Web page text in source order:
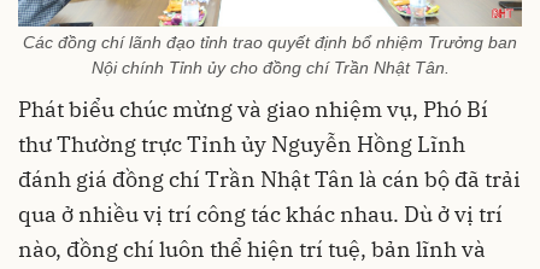
Các đồng chí lãnh đạo tỉnh trao quyết định bổ nhiệm Trưởng ban
Nội chính Tỉnh ủy cho đồng chí Trần Nhật Tân.
Phát biểu chúc mừng và giao nhiệm vụ, Phó Bí
thư Thường trực Tỉnh ủy Nguyễn Hồng Lĩnh
đánh giá đồng chí Trần Nhật Tân là cán bộ đã trải
qua ở nhiều vị trí công tác khác nhau. Dù ở vị trí
nào, đồng chí luôn thể hiện trí tuệ, bản lĩnh và